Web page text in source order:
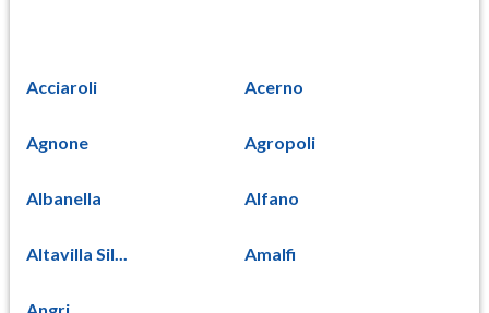
Acciaroli Acerno
Agnone Agropoli
Albanella Alfano
Altavilla Sil... Amalfi
Angri